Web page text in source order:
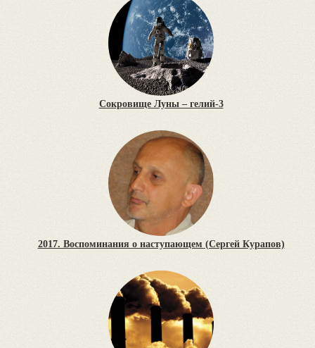
Сокровище Луны – гелий-3
2017. Воспоминания о наступающем (Сергей Курапов)